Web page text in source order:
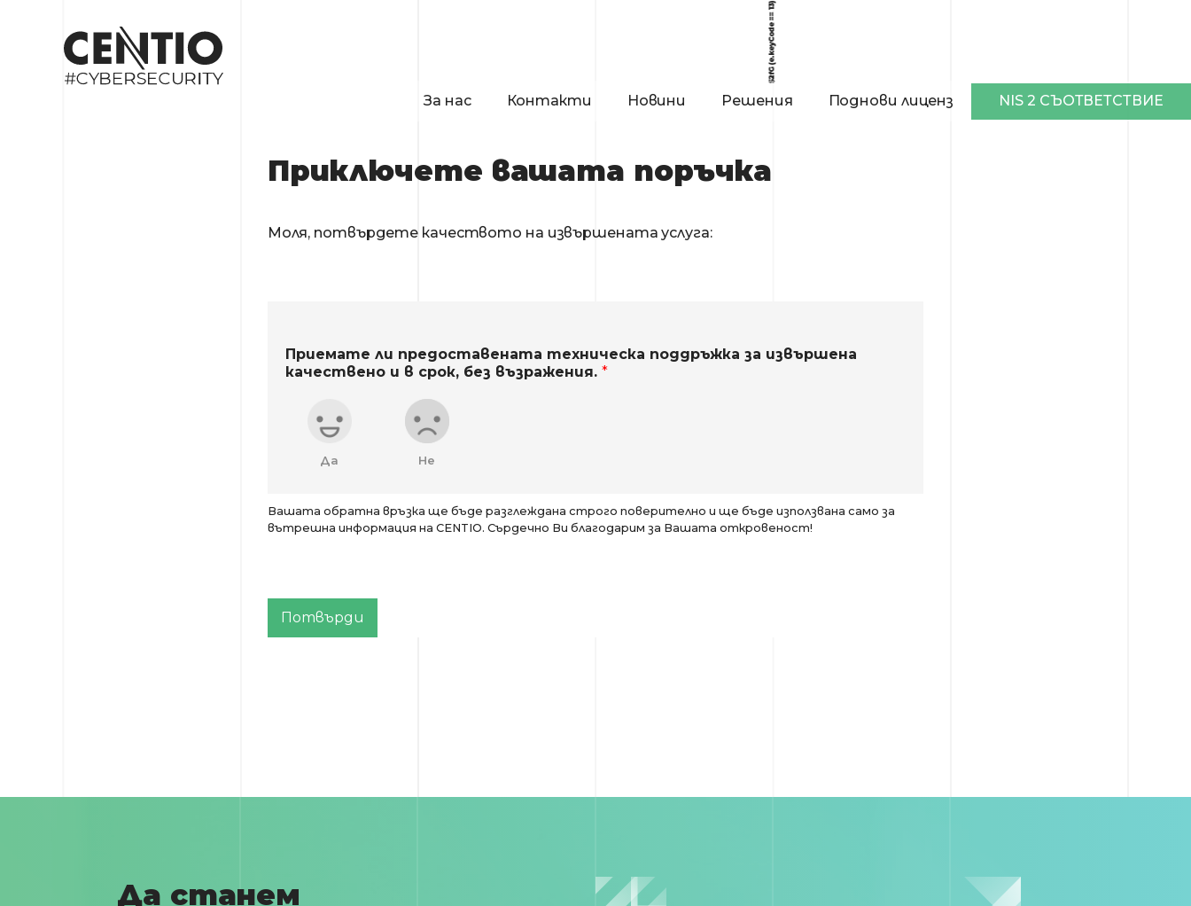
За нас Контакти Новини Решения Поднови лиценз NIS 2 СЪОТВЕТСТВИЕ
Приключете вашата поръчка
Моля, потвърдете качеството на извършената услуга:
Приемате ли предоставената техническа поддръжка за извършена
качествено и в срок, без възражения. *
Да Не
Вашата обратна връзка ще бъде разглеждана строго поверително и ще бъде използвана само за
вътрешна информация на CENTIO. Сърдечно Ви благодарим за Вашата откровеност!
Потвърди
Да станем